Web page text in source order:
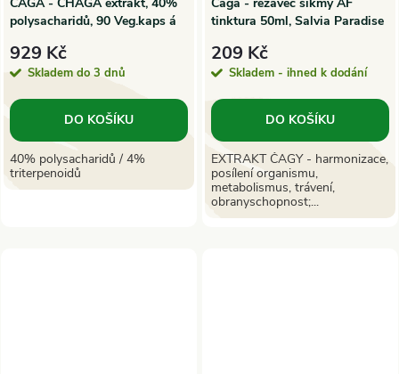
polysacharidů, 90 Veg.kaps á
929 Kč
Skladem do 3 dnů
DO KOŠÍKU
40% polysacharidů / 4%
triterpenoidů
tinktura 50ml, Salvia Paradise
209 Kč
Skladem - ihned k dodání
DO KOŠÍKU
EXTRAKT ČAGY - harmonizace,
posílení organismu,
metabolismus, trávení,
obranyschopnost;...